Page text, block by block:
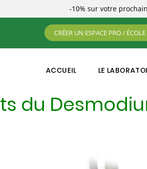
-10% sur votre
CRÉER UN ESPACE PRO / ÉCOLE
ACCUEIL LE
du